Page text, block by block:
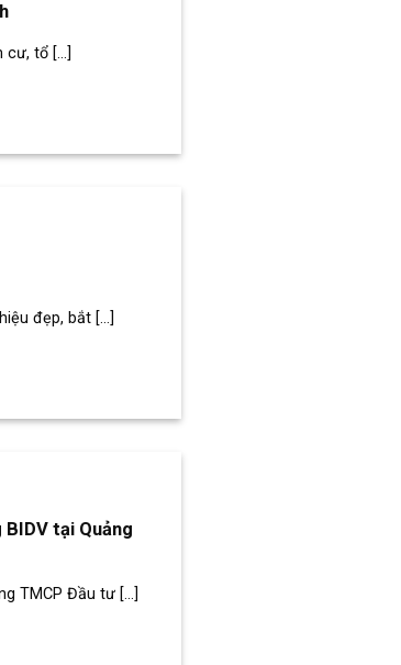
tổ [...]
đẹp, bắt [...]
tại Quảng
TMCP Đầu tư [...]